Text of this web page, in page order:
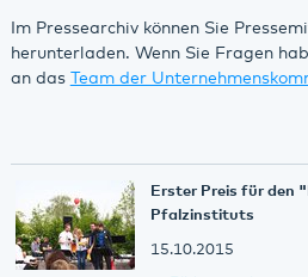
Im Pressearchiv können Sie
herunterladen. Wenn Sie Fragen
an das Team der
Erster Preis für den
Pfalzinstituts
15.10.2015